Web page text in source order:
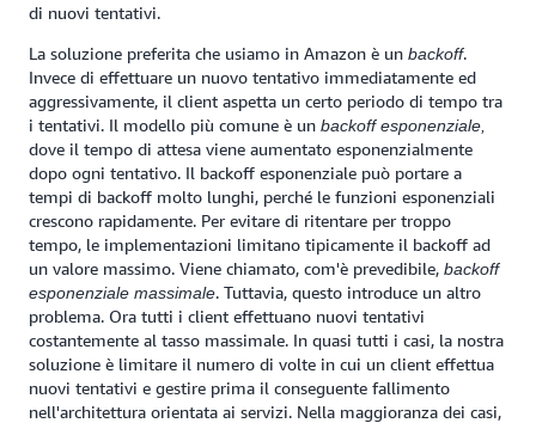
di nuovi tentativi.
La soluzione preferita che usiamo in Amazon è un backoff.
Invece di effettuare un nuovo tentativo immediatamente ed
aggressivamente, il client aspetta un certo periodo di tempo tra
i tentativi. Il modello più comune è un backoff esponenziale,
dove il tempo di attesa viene aumentato esponenzialmente
dopo ogni tentativo. Il backoff esponenziale può portare a
tempi di backoff molto lunghi, perché le funzioni esponenziali
crescono rapidamente. Per evitare di ritentare per troppo
tempo, le implementazioni limitano tipicamente il backoff ad
un valore massimo. Viene chiamato, com'è prevedibile, backoff
esponenziale massimale. Tuttavia, questo introduce un altro
problema. Ora tutti i client effettuano nuovi tentativi
costantemente al tasso massimale. In quasi tutti i casi, la nostra
soluzione è limitare il numero di volte in cui un client effettua
nuovi tentativi e gestire prima il conseguente fallimento
nell'architettura orientata ai servizi. Nella maggioranza dei casi,